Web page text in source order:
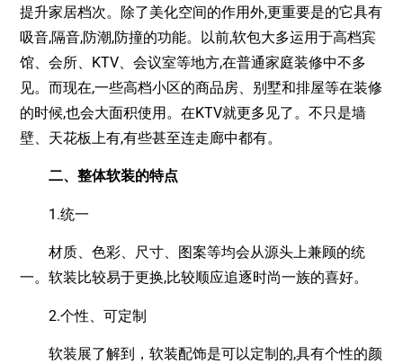
提升家居档次。除了美化空间的作用外,更重要是的它具有
吸音,隔音,防潮,防撞的功能。以前,软包大多运用于高档宾
馆、会所、KTV、会议室等地方,在普通家庭装修中不多
见。而现在,一些高档小区的商品房、别墅和排屋等在装修
的时候,也会大面积使用。在KTV就更多见了。不只是墙
壁、天花板上有,有些甚至连走廊中都有。
二、整体软装的特点
1.统一
材质、色彩、尺寸、图案等均会从源头上兼顾的统
一。软装比较易于更换,比较顺应追逐时尚一族的喜好。
2.个性、可定制
软装展了解到，软装配饰是可以定制的,具有个性的颜